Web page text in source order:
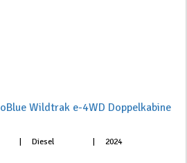
Wildtrak e-4WD Doppelkabine
Diesel 2024